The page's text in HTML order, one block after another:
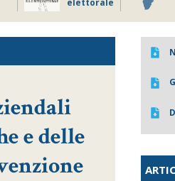
elettorale
e delle